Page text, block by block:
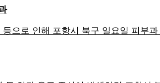
으로 인해 포항시 북구 일요일 피부